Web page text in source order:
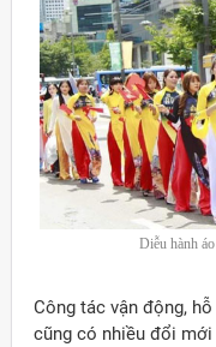
Diễu hành
Công tác vận động,
cũng có nhiều đổi